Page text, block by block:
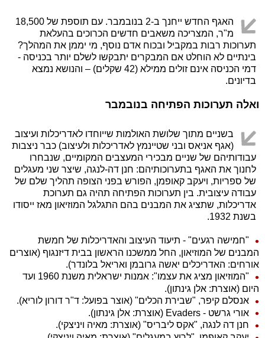
האגף החדש ייחנך ב-2 בנובמבר. עם תוספת של 18,500
מ"ר, המצריכה משאבים חדשים הכרוכים בהעלאת
תערוכות רבות במקביל ובכוח אדם נוסף, מי יממן את המהלך?
בינתיים לא הוחלט אם המבקרים יתבקשו לשלם יותר בכניסה -
דמי הכניסה אינם זולים ממילא (42 שקלים) – והנושא נמצא
בדיונים.
ואלה תערוכות הפתיחה בנובמבר
בשניים מתוך שלושת האולמות שייוחדו לאדריכלות ועיצוב
(אגף אניאס ובני שטיינמץ לאדריכלות ולעיצוב) כבר ניצבות
עבודותיהם של שניים מבכירי המעצבים המקומיים, שנבחרו
לחנוך את האגף בתערוכותיהם: חנן דה-לנגה, שיצר שני מעגלים
של ספריות, ויעקב קאופמן, הפורש בפני הצופה תהליך שלם של
עבודה עיצובית. בין תערוכות הפתיחה תהיה גם תערוכת
אדריכלות, שתציג את המבנים בהם התגלגל המוזיאון מאז ייסודו
בשנת 1932.
"חמישה רגעים" - תיעוד העיצוב והאדריכלות של חמשת
המבנים של המוזיאון, החל ממשכנו הראשון בבית דיזנגוף (אוצרים
אורחים: האדריכלים יאשה גרובמן ואריאל בלונדר).
"המוזיאון מציג את עצמו": אמנות ישראלית משנת 1960 ועד
היום (אוצרת: אלן גינתון).
אנסלם קיפר, "שבירת הכלים" (אוצר בפועל: ד"ר דורון לוריא).
אורי גרשט - Evaders (אוצרת: אלן גינתון).
חנן דה לנגה, "אקס ליבריס" (אוצרת: מאיה ויניצקי).